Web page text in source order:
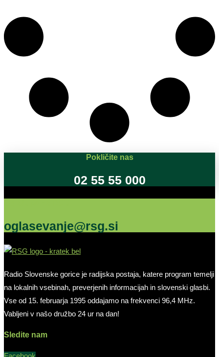
Pokličite nas
02 55 55 000
oglasevanje@rsg.si
Radio Slovenske gorice je radijska postaja, katere program temelji
na lokalnih vsebinah, preverjenih informacijah in slovenski glasbi.
Vse od 15. februarja 1995 oddajamo na frekvenci 96,4 MHz.
Vabljeni v našo družbo 24 ur na dan!
Sledite nam